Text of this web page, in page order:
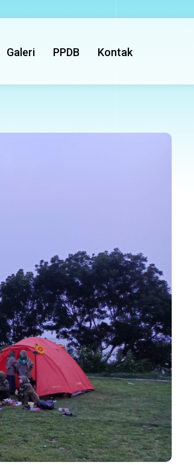
Galeri PPDB Kontak